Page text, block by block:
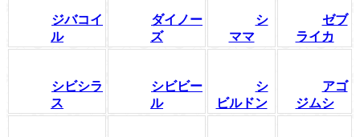
ジバコイ
ル
ダイノー
ズ
シ
ママ
ゼブ
ライカ
シビシラ
ス
シビビー
ル
シ
ビルドン
アゴ
ジムシ